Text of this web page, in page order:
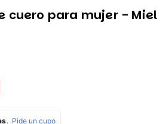
cuero para mujer - Miel